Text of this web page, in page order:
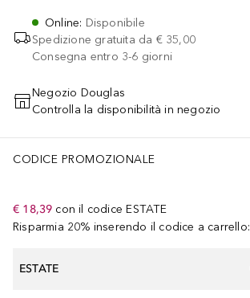
Online: Disponibile
Spedizione gratuita da € 35,00
Consegna entro 3-6 giorni
AGGIUNGI AL CARRELLO
Negozio Douglas
Controlla la disponibilità in negozio
CODICE PROMOZIONALE
€ 18,39 con il codice ESTATE
Risparmia 20% inserendo il codice a carrello:
ESTATE